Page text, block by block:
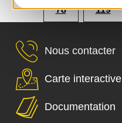
78 119
Nous contacter
Carte interactive
Documentation